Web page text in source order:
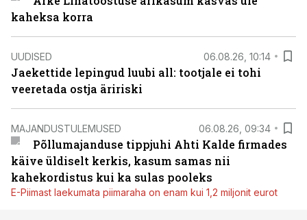
kaheksa korra
UUDISED 06.08.26, 10:14
Jaekettide lepingud luubi all: tootjale ei tohi
veeretada ostja äririski
MAJANDUSTULEMUSED 06.08.26, 09:34
Põllumajanduse tippjuhi Ahti Kalde firmades
käive üldiselt kerkis, kasum samas nii
kahekordistus kui ka sulas pooleks
E-Piimast laekumata piimaraha on enam kui 1,2 miljonit eurot